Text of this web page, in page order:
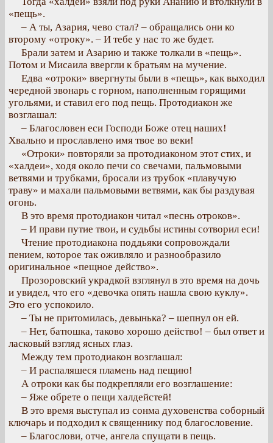
«пещь».
– А ты, Азария, чево стал? – обращались они ко
второму «отроку». – И тебе у нас то же будет.
Брали затем и Азарию и также толкали в «пещь».
Потом и Мисаила ввергли к братьям на мучение.
Едва «отроки» ввергнуты были в «пещь», как выходил
чередной звонарь с горном, наполненным горящими
угольями, и ставил его под пещь. Протодиакон же
возглашал:
– Благословен еси Господи Боже отец наших!
Хвально и прославлено имя твое во веки!
«Отроки» повторяли за протодиаконом этот стих, и
«халдеи», ходя около печи со свечами, пальмовыми
ветвями и трубками, бросали из трубок «плавучую
траву» и махали пальмовыми ветвями, как бы раздувая
огонь.
В это время протодиакон читал «песнь отроков».
– И прави путие твои, и судьбы истины сотворил еси!
Чтение протодиакона поддьяки сопровождали
пением, которое так оживляло и разнообразило
оригинальное «пещное действо».
Прозоровский украдкой взглянул в это время на дочь
и увидел, что его «девочка опять нашла свою куклу».
Это его успокоило.
– Ты не притомилась, девынька? – шепнул он ей.
– Нет, батюшка, таково хорошо действо! – был ответ и
ласковый взгляд ясных глаз.
Между тем протодиакон возглашал:
– И распаляшеся пламень над пещию!
А отроки как бы подкрепляли его возглашение:
– Яже обрете о пещи халдейстей!
В это время выступал из сонма духовенства соборный
ключарь и подходил к священнику под благословение.
– Благослови, отче, ангела спущати в пещь.